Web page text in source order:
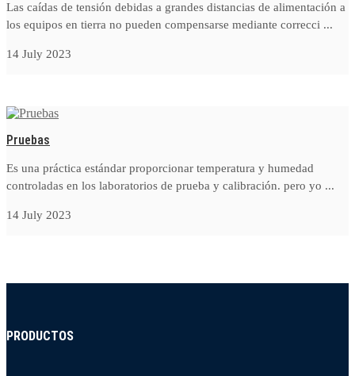
Las caídas de tensión debidas a grandes distancias de alimentación a
los equipos en tierra no pueden compensarse mediante correcci ...
14 July 2023
Pruebas
Es una práctica estándar proporcionar temperatura y humedad
controladas en los laboratorios de prueba y calibración. pero yo ...
14 July 2023
PRODUCTOS